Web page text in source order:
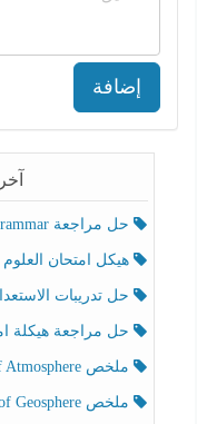
إضافة
حل مراجعة Grammar اللغة الإنجليزية الصف الخامس الفصل الثالث
هيكل امتحان العلوم
حل تدريبات الاستعداد
حل مراجعة هيكلة امتحان
ملخص Effect of Atmosphere حسب الهيكل الوزاري العلوم المتكاملة الصف الخامس انسبير الفصل الثالث
ملخص Effect of Geosphere حسب الهيكل الوزاري العلوم المتكاملة الصف الخامس انسبير الفصل الثالث